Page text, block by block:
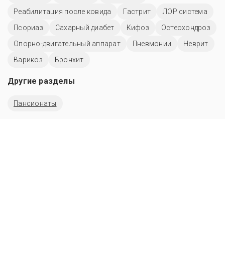
Реабилитация после ковида
Гастрит
ЛОР система
Псориаз
Сахарный диабет Кифоз
Остеохондроз
Опорно-двигательный аппарат
Пневмонии
Неврит
Варикоз
Бронхит
Другие разделы
Пансионаты